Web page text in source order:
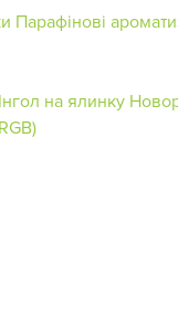
Парафінові
на ялинку